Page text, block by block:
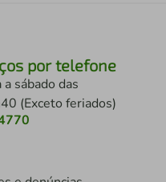
por telefone
sábado das
(Exceto feriados)